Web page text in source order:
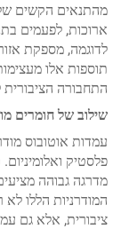
מהתנאים הקשים
ארוכות, לפעמים
תוספות אלו
התחבורה הציבורית
שילוב של חומרים
עמדות אוטובוס
פלסטיק
מדרגה גבוהה
ציבורית, אלא גם